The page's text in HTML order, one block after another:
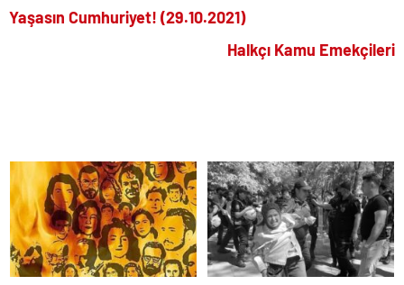
Yaşasın Cumhuriyet! (29.10.2021)
Halkçı Kamu Emekçileri